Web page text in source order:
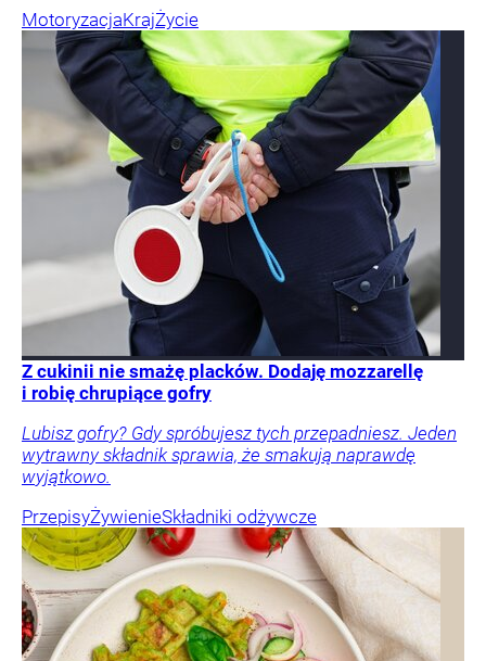
MotoryzacjaKrajŻycie
Z cukinii nie smażę placków. Dodaję mozzarellę
i robię chrupiące gofry
Lubisz gofry? Gdy spróbujesz tych przepadniesz. Jeden
wytrawny składnik sprawia, że smakują naprawdę
wyjątkowo.
PrzepisyŻywienieSkładniki odżywcze